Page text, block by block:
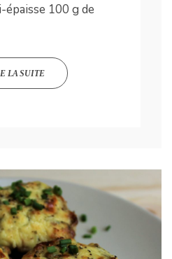
épaisse 100 g de
LA SUITE